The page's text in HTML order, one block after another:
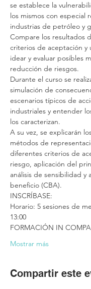
se establece la
los mismos con especial
industrias de petróleo y
Compare los resultados
criterios de aceptación y
idear y evaluar posibles
reducción de riesgos.
Durante el curso se
simulación de
escenarios típicos de
industriales y entender
los caracterizan.
A su vez, se explicarán
métodos de
diferentes criterios de
riesgo, aplicación del
análisis de sensibilidad y
beneficio (CBA).
INSCRÍBASE:
Horario: 5 sesiones de
13:00
FORMACIÓN IN
Mostrar más
Compartir este